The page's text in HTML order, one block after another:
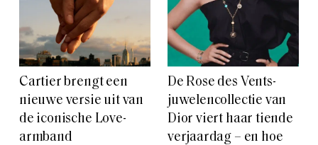
Cartier brengt een
nieuwe versie uit van
de iconische Love-
armband
De Rose des Vents-
juwelencollectie van
Dior viert haar tiende
verjaardag – en hoe